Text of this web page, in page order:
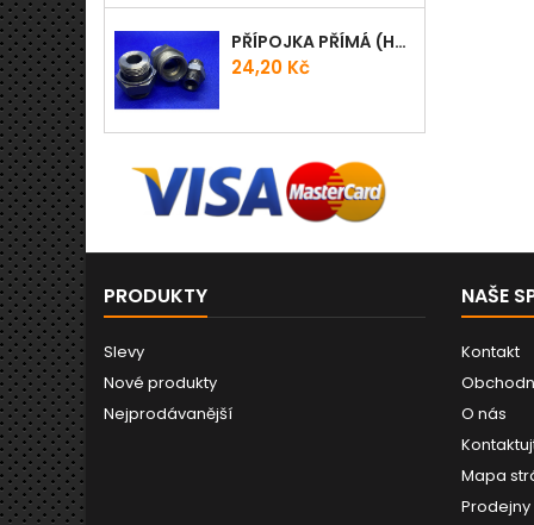
PŘÍPOJKA PŘÍMÁ (HRDLO) GES - WD
Cena
24,20 Kč
PRODUKTY
Slevy
Nové produkty
Nejprodávanější
NAŠE
Kontakt
O nás
Mapa
Prodejny